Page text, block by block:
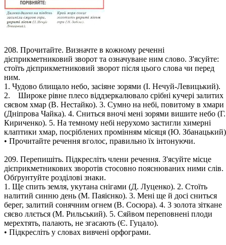
208. Прочитайте. Визначте в кожному реченні
дієприкметниковий зворот та означуване ним слово. З'ясуйте:
стоїть дієприкметниковий зворот після цього слова чи перед
ним.
1. Чудово блищало небо, засіяне зорями (І. Нечуй-Левицький).
2. Широке рівне плесо віддзеркалювало срібні кучері залитих
сяєвом хмар (В. Нестайко). 3. Сумно на небі, повитому в хмари
(Дніпрова Чайка). 4. Сниться вночі мені зорями вишите небо (Г.
Кириченко). 5. На темному небі нерухомо застигли химерні
клаптики хмар, посріблених промінням місяця (Ю.
• Прочитайте речення вголос, правильно їх інтонуючи.
209. Перепишіть. Підкресліть члени речення. З'ясуйте місце
дієприкметникових зворотів стосовно пояснюваних ними слів.
Обґрунтуйте розділові знаки.
1. Ще спить земля, укутана снігами (Д. Луценко). 2. Стоїть
налитий синню день (М. Паяієнко). 3. Мені ще й досі сниться
берег, залитий сонячним огнем (В. Сосюра). 4. 3 золота зіткане
сяєво ллється (М. Рильський). 5. Сяйвом переповнені плоди
мерехтять, палають, не згасають (Є. Гуцало).
• Підкресліть у словах вивчені орфограми.